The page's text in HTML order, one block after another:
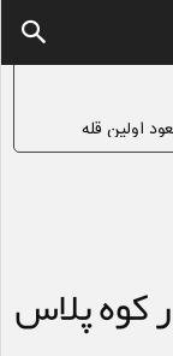
اولین قله
کوه پلاس